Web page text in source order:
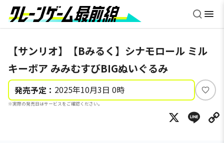
【サンリオ】【Bみるく】シナモロール ミル
キーボア みみむすびBIGぬいぐるみ
発売予定： 2025年10月3日 0時
※実際の発売日はサービスをご確認ください。
い
ね
X